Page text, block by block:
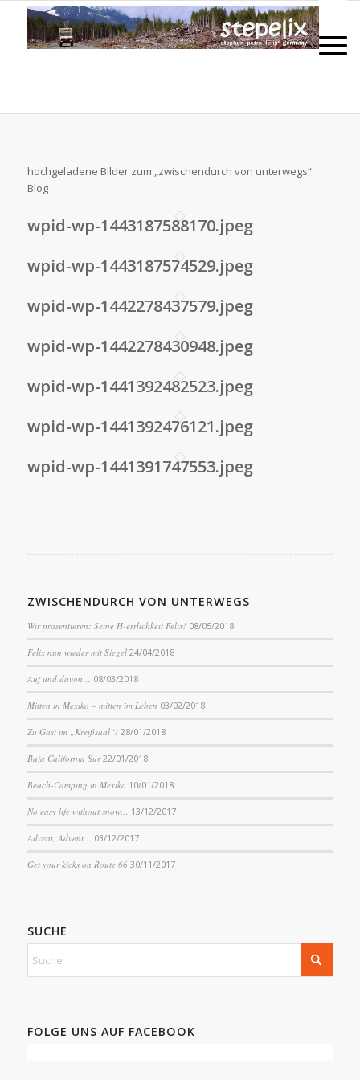
hochgeladene Bilder zum „zwischendurch von unterwegs“
Blog
wpid-wp-1443187588170.jpeg
wpid-wp-1443187574529.jpeg
wpid-wp-1442278437579.jpeg
wpid-wp-1442278430948.jpeg
wpid-wp-1441392482523.jpeg
wpid-wp-1441392476121.jpeg
wpid-wp-1441391747553.jpeg
ZWISCHENDURCH VON UNTERWEGS
Wir präsentieren: Seine H-errlichkeit Felix! 08/05/2018
Felix nun wieder mit Siegel 24/04/2018
Auf und davon… 08/03/2018
Mitten in Mexiko – mitten im Leben 03/02/2018
Zu Gast im „Kreißsaal“! 28/01/2018
Baja California Sur 22/01/2018
Beach-Camping in Mexiko 10/01/2018
No easy life without snow… 13/12/2017
Advent, Advent… 03/12/2017
Get your kicks on Route 66 30/11/2017
SUCHE
FOLGE UNS AUF FACEBOOK